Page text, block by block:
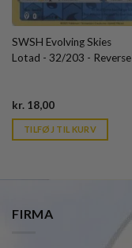
SWSH Evolving Skies
Lotad - 32/203 - Reverse
kr. 18,00Current
is:
kr. 39,95.
TILFØJ TIL KURV
FIRMA